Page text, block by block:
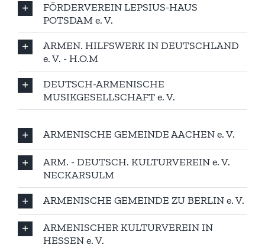
FÖRDERVEREIN LEPSIUS-HAUS
POTSDAM e. V.
ARMEN. HILFSWERK IN DEUTSCHLAND
e. V. - H.O.M
DEUTSCH-ARMENISCHE
MUSIKGESELLSCHAFT e. V.
ARMENISCHE GEMEINDE AACHEN e. V.
ARM. - DEUTSCH. KULTURVEREIN e. V.
NECKARSULM
ARMENISCHE GEMEINDE ZU BERLIN e. V.
ARMENISCHER KULTURVEREIN IN
HESSEN e. V.